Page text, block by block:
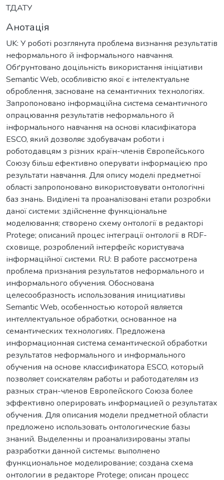
ТДАТУ
Анотація
UK: У роботі розглянута проблема визнання результатів
неформального й інформального навчання.
Обґрунтовано доцільність використання ініціативи
Semantic Web, особливістю якої є інтелектуальне
оброблення, засноване на семантичних технологіях.
Запропоновано інформаційна система семантичного
опрацювання результатів неформального й
інформального навчання на основі класифікатора
ESCO, який дозволяє здобувачам роботи і
роботодавцям з різних країн-членів Європейського
Союзу більш ефективно оперувати інформацією про
результати навчання. Для опису моделі предметної
області запропоновано використовувати онтологічні
баз знань. Виділені та проаналізовані етапи розробки
даної системи: здійсненне функціональне
моделювання; створено схему онтології в редакторі
Protege; описаний процес інтеграції онтології в RDF-
сховище, розроблений інтерфейс користувача
інформаційної системи. RU: В работе рассмотрена
проблема признания результатов неформального и
информального обучения. Обоснована
целесообразность использования инициативы
Semantic Web, особенностью которой является
интеллектуальное обработки, основанное на
семантических технологиях. Предложена
информационная система семантической обработки
результатов неформального и информального
обучения на основе классификатора ESCO, который
позволяет соискателям работы и работодателям из
разных стран-членов Европейского Союза более
эффективно оперировать информацией о результатах
обучения. Для описания модели предметной области
предложено использовать онтологические базы
знаний. Выделенны и проанализированы этапы
разработки данной системы: выполнено
функциональное моделирование; создана схема
онтологии в редакторе Protege; описан процесс